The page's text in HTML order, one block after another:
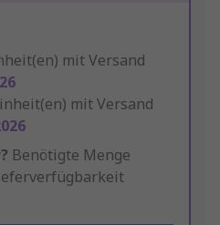
mit Versand
mit Versand
Benötigte Menge